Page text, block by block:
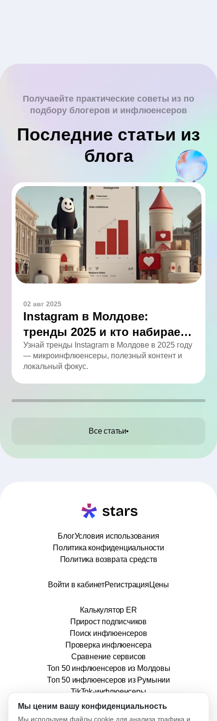
Получаейте практические советы из по
подбору блогеров и инфлюенсеров
Последние статьи из
блога
02 авг 2025
Instagram в Молдове:
тренды 2025 и кто набирает
обороты
Узнай тренды Instagram в Молдове в 2025 году
— микроинфлюенсеры, полезный контент и
локальный фокус.
Все статьи
БлогУсловия использования
Политика конфиденциальности
Политика возврата средств
Войти в кабинетРегистрация Цены
Калькулятор ER
Прирост подписчиков
Поиск инфлюенсеров
Проверка инфлюенсера
Сравнение сервисов
Топ 50 инфлюенсеров из Молдовы
Топ 50 инфлюенсеров из Румынии
TikTok-инфлюенсеры
info@stars.md
Мы ценим вашу конфиденциальность
Мы используем файлы cookie для анализа трафика и